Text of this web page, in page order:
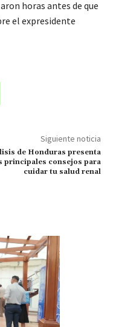
horas antes de que
el expresidente
Siguiente noticia
de Honduras presenta
principales consejos para
cuidar tu salud renal